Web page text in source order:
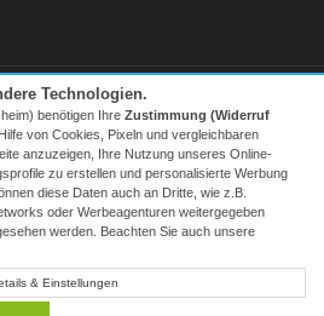
| twitter
© 2026 Tecedo
zzgl. Versand | *) Unverbindliche
| **) Ehemaliger Verkaufspreis
ggf. providerabhängig höher
Technologien.
benötigen Ihre Zustimmung (Widerruf
von Cookies, Pixeln und vergleichbaren
anzuzeigen, Ihre Nutzung unseres Online-
zu erstellen und personalisierte Werbung
diese Daten auch an Dritte, wie z.B.
oder Werbeagenturen weitergegeben
werden. Beachten Sie auch unsere
& Einstellungen